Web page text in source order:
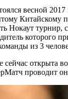
весной
Китайскому
Нокаут турнир,
которого
из 3
сейчас открыта